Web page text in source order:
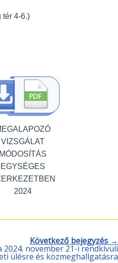
tér 4-6.)
VIZSGÁLAT
MÓDOSÍTÁS
EGYSÉGES
2024
Következő bejegyzés →
2024. november 21-i rendkívüli
ülésre és közmeghallgatásra